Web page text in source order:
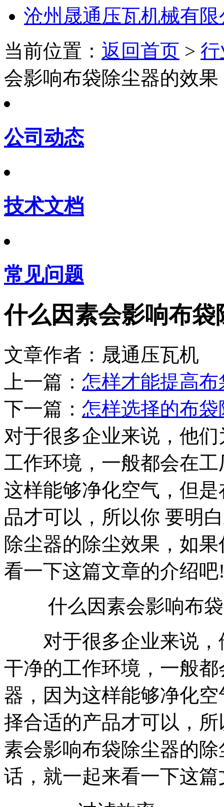
沧州晟通压瓦机械有限
当前位置： 返回首页 >
会影响布袋除尘器的效果
公司动态
技术文档
常见问题
什么因素会影响布袋
文章作者：晟通压瓦
上一篇： 怎样才能提高
下一篇： 怎样选择的布袋
对于很多企业来说，他
工作环境，一般都会在
这样能够净化空气，但
品才可以，所以你 要明
除尘器的除尘效果，如
看一下这篇文章的介绍吧
什么因素会影响布袋
对于很多企业来说，
干净的工作环境，一般
器，因为这样能够净化
择合适的产品才可以，
素会影响布袋除尘器的
话，就一起来看一下这